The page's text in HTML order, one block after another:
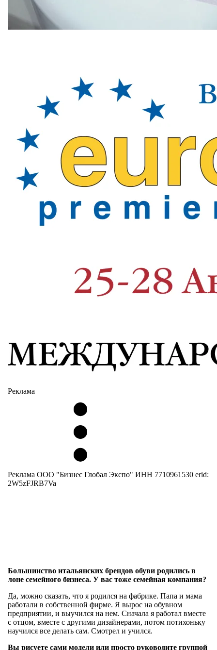
Реклама
Реклама ООО "Бизнес Глобал Экспо" ИНН 7710961530 erid:
2W5zFJRB7Va
Большинство итальянских брендов обуви родились в
лоне семейного бизнеса. У вас тоже семейная компания?
Да, можно сказать, что я родился на фабрике. Папа и мама
работали в собственной фирме. Я вырос на обувном
предприятии, и выучился на нем. Сначала я работал вместе
с отцом, вместе с другими дизайнерами, потом потихоньку
научился все делать сам. Смотрел и учился.
Вы рисуете сами модели или просто руководите группой